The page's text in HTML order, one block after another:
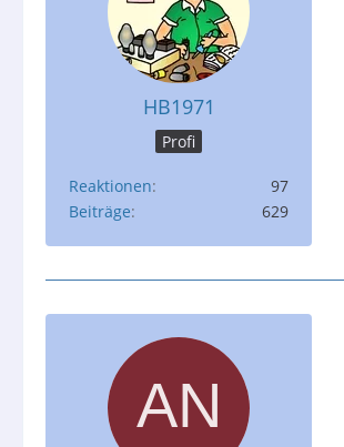
HB1971
Profi
Reaktionen
97
Beiträge
629